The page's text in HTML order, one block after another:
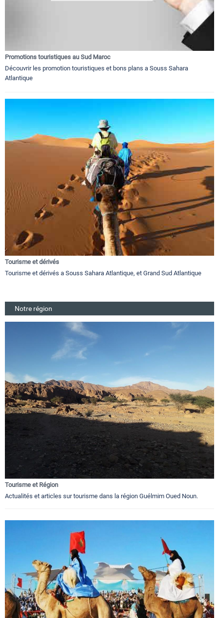
Promotions touristiques au Sud Maroc
Découvrir les promotion touristiques et bons plans a Souss Sahara
Atlantique
Tourisme et dérivés
Tourisme et dérivés a Souss Sahara Atlantique, et Grand Sud Atlantique
Notre région
Tourisme et Région
Actualités et articles sur tourisme dans la région Guélmim Oued Noun.